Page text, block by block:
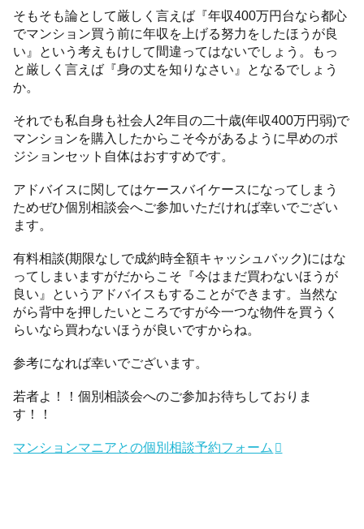
そもそも論として厳しく言えば『年収400万円台なら都心
でマンション買う前に年収を上げる努力をしたほうが良
い』という考えもけして間違ってはないでしょう。もっ
と厳しく言えば『身の丈を知りなさい』となるでしょう
か。
それでも私自身も社会人2年目の二十歳(年収400万円弱)で
マンションを購入したからこそ今があるように早めのポ
ジションセット自体はおすすめです。
アドバイスに関してはケースバイケースになってしまう
ためぜひ個別相談会へご参加いただければ幸いでござい
ます。
有料相談(期限なしで成約時全額キャッシュバック)にはな
ってしまいますがだからこそ『今はまだ買わないほうが
良い』というアドバイスもすることができます。当然な
がら背中を押したいところですが今一つな物件を買うく
らいなら買わないほうが良いですからね。
参考になれば幸いでございます。
若者よ！！個別相談会へのご参加お待ちしておりま
す！！
マンションマニアとの個別相談予約フォーム